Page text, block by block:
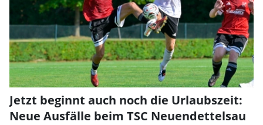
Jetzt beginnt auch noch die Urlaubszeit:
Neue Ausfälle beim TSC Neuendettelsau